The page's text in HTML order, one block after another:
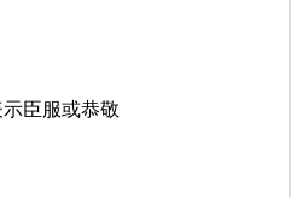
臣服或恭敬